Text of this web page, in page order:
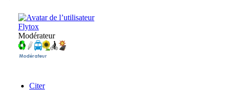
Flytox
Modérateur
Citer